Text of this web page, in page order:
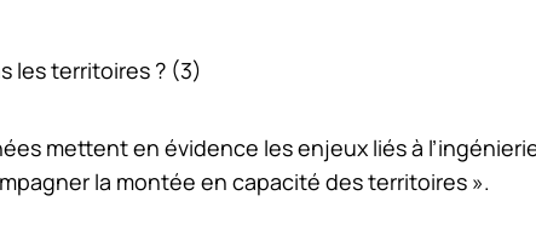
les territoires ? (3)
mettent en évidence les enjeux liés à
la montée en capacité des territoires ».